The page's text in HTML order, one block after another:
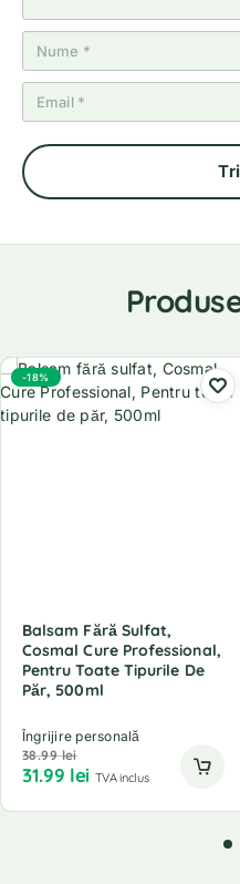
-18%
Balsam Fără Sulfat,
Cosmal Cure Professional,
Pentru Toate Tipurile De
Păr, 500ml
Îngrijire personală
38.99lei
31.99 lei TVA inclus